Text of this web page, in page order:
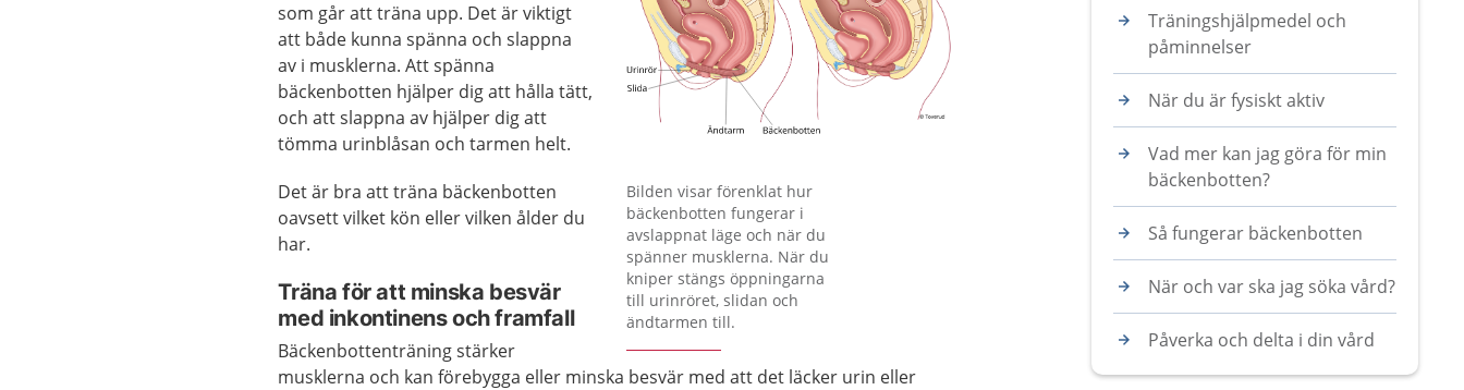
Förstora bilden
Bilden visar förenklat hur
bäckenbotten fungerar i
avslappnat läge och när du
spänner musklerna. När du
kniper stängs öppningarna
till urinröret, slidan och
ändtarmen till.
som går att träna upp. Det är viktigt
att både kunna spänna och slappna
av i musklerna. Att spänna
bäckenbotten hjälper dig att hålla tätt,
och att slappna av hjälper dig att
tömma urinblåsan och tarmen helt.
Det är bra att träna bäckenbotten
oavsett vilket kön eller vilken ålder du
har.
Träna för att minska besvär
med inkontinens och framfall
Bäckenbottenträning stärker
musklerna och kan förebygga eller minska besvär med att det läcker urin eller
Träningshjälpmedel och
påminnelser
När du är fysiskt aktiv
Vad mer kan jag göra för min
bäckenbotten?
Så fungerar bäckenbotten
När och var ska jag söka vård?
Påverka och delta i din vård